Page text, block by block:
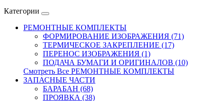
Категории
РЕМОНТНЫЕ КОМПЛЕКТЫ
ФОРМИРОВАНИЕ ИЗОБРАЖЕНИЯ (71)
ТЕРМИЧЕСКОЕ ЗАКРЕПЛЕНИЕ (17)
ПЕРЕНОС ИЗОБРАЖЕНИЯ (1)
ПОДАЧА БУМАГИ И ОРИГИНАЛОВ (10)
Смотреть Все РЕМОНТНЫЕ КОМПЛЕКТЫ
ЗАПАСНЫЕ ЧАСТИ
БАРАБАН (68)
ПРОЯВКА (38)